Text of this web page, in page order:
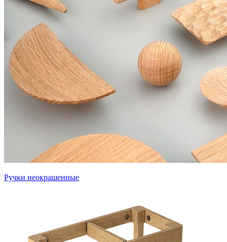
Ручки неокрашенные